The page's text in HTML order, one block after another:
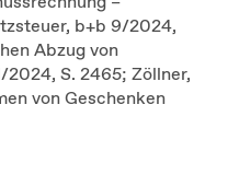
b+b 9/2024,
Abzug von
S. 2465; Zöllner,
von Geschenken